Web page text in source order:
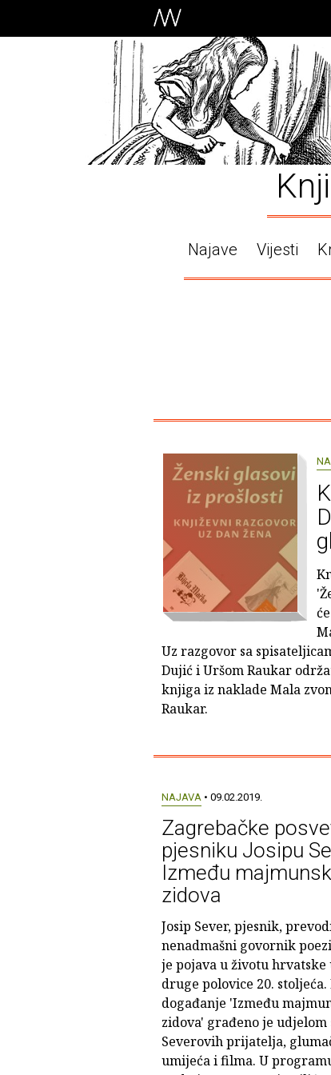
Najave Vijesti
Uz razgovor sa
Dujić i Uršom Raukar
knjiga iz naklade Mala
Raukar.
NAJAVA• 09.02.2019.
Zagrebačke
pjesniku Josipu
Između
zidova
Josip Sever, pjesnik,
nenadmašni govornik
je pojava u životu
druge polovice 20. stoljeća.
događanje 'Između
zidova' građeno je udjelom
Severovih prijatelja,
umijeća i filma. U